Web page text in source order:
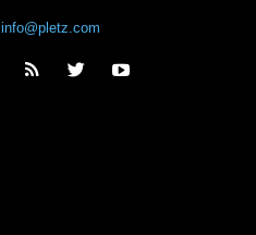
info@pletz.com